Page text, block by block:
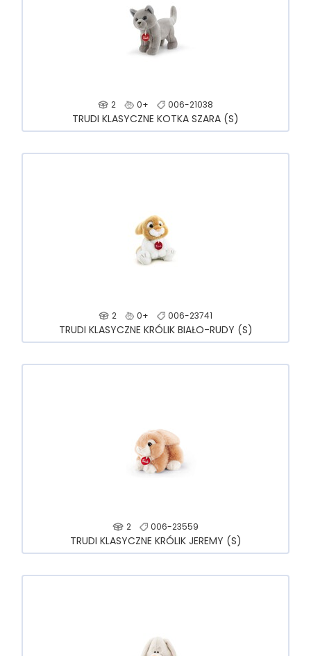
2 0+ 006-21038
TRUDI KLASYCZNE KOTKA SZARA (S)
2 0+ 006-23741
TRUDI KLASYCZNE KRÓLIK BIAŁO-RUDY (S)
2 006-23559
TRUDI KLASYCZNE KRÓLIK JEREMY (S)